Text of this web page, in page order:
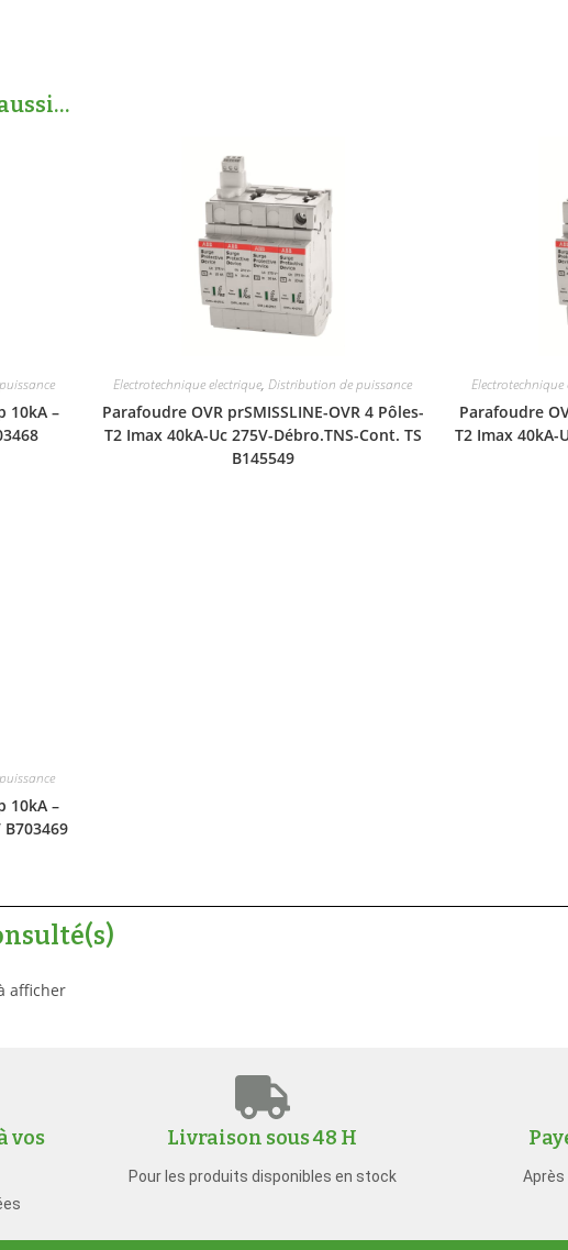
10kA –
Electrotechnique electrique,Distribution de puissance
Parafoudre OVR prSMISSLINE-OVR 4 Pôles-
T2 Imax 40kA-Uc 275V-Débro.TNS-Cont. TS
B145549
Electrotechnique
Parafoudre
T2 Imax 40kA-
10kA –
B703469
afficher
vos
Livraison sous 48 H
Pour les produits disponibles en stock